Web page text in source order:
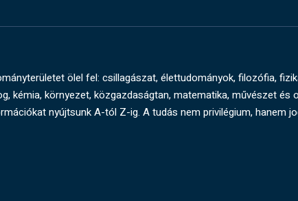
ölel fel: csillagászat, élettudományok, filozófia,
kémia, környezet, közgazdaságtan, matematika, művészet és
nyújtsunk A-tól Z-ig. A tudás nem privilégium, hanem